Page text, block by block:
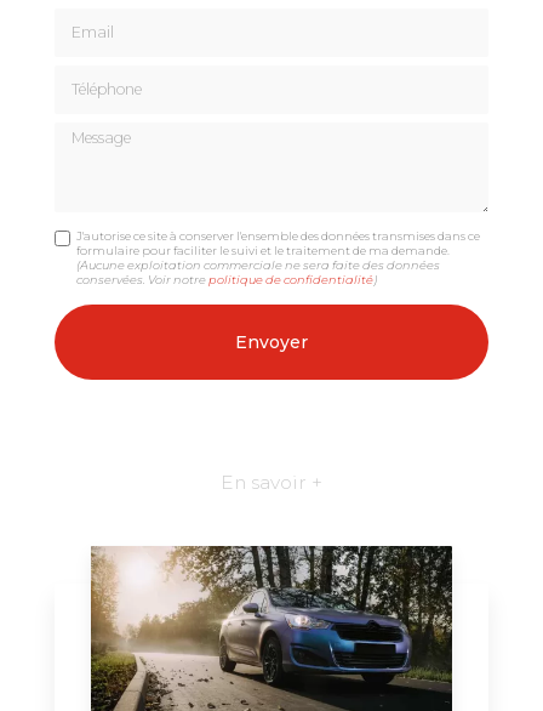
Message
J'autorise ce site à conserver l'ensemble des données transmises dans ce
formulaire pour faciliter le suivi et le traitement de ma demande.
(Aucune exploitation commerciale ne sera faite des données
conservées. Voir notrepolitique de confidentialité)
En savoir +